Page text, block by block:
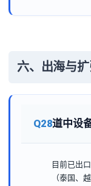
六、出海与扩
Q28道中设
目前已出
（泰国、